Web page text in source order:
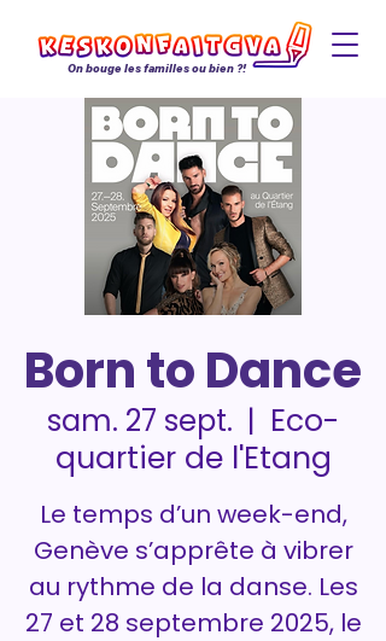
On bouge les familles ou bien ?!
Born to Dance
sam. 27 sept.
  |
Eco-
quartier de l'Etang
Le temps d’un week-end,
Genève s’apprête à vibrer
au rythme de la danse. Les
27 et 28 septembre 2025, le